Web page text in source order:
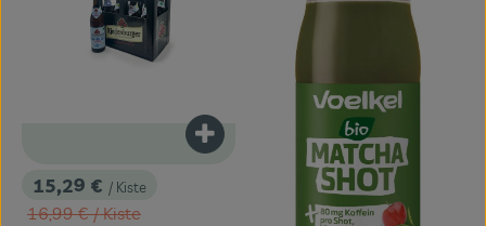
, Preis:
15,29 € / Kiste
, Alter Preis:
16,99 €/ Kiste
Produkt zum Warenkorb hinzufügen